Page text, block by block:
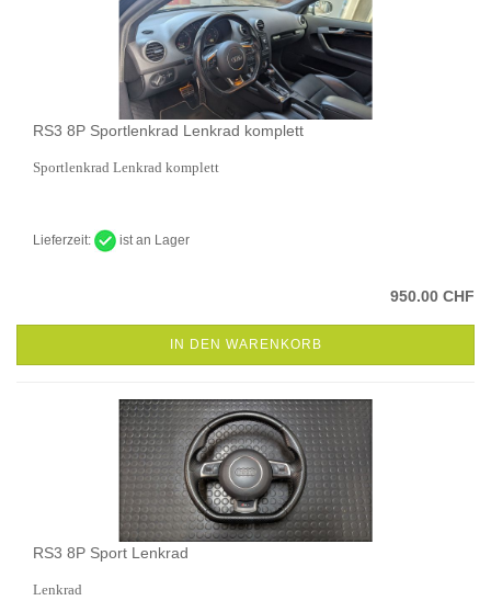
RS3 8P Sportlenkrad Lenkrad komplett
Sportlenkrad Lenkrad komplett
Lieferzeit: ist an Lager
950.00 CHF
IN DEN WARENKORB
RS3 8P Sport Lenkrad
Lenkrad